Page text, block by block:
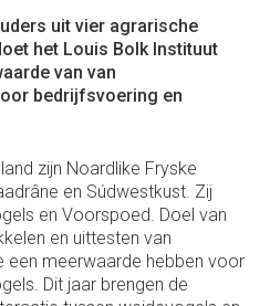
uit vier agrarische
het Louis Bolk Instituut
van van
bedrijfsvoering en
zijn Noardlike Fryske
en Súdwestkust. Zij
en Voorspoed. Doel van
en uittesten van
een meerwaarde hebben voor
Dit jaar brengen de